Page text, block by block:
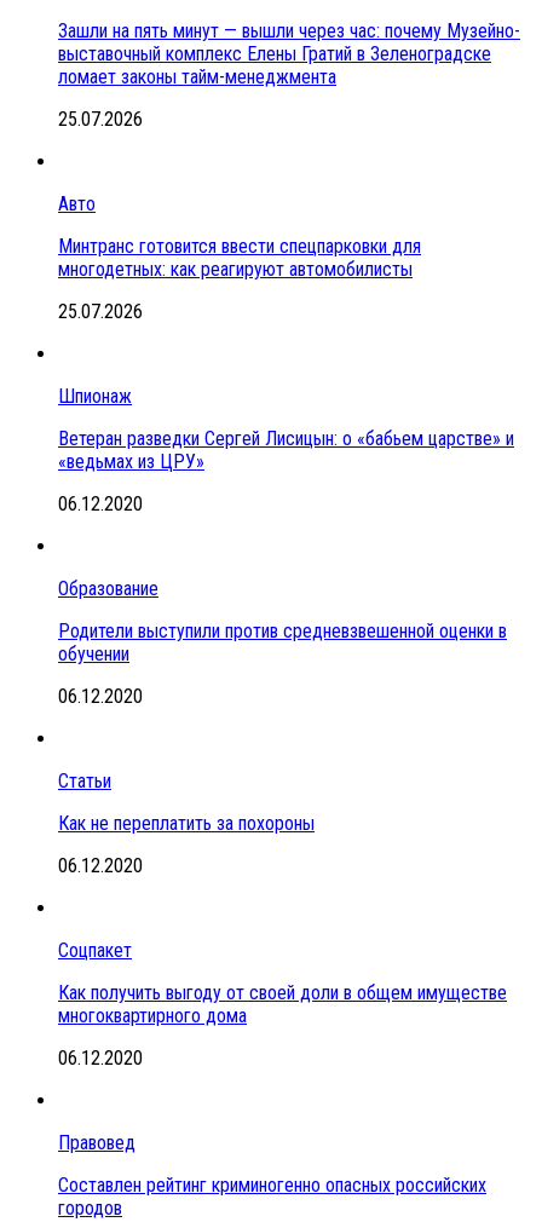
Зашли на пять минут — вышли через час: почему Музейно-
выставочный комплекс Елены Гратий в Зеленоградске
ломает законы тайм-менеджмента
25.07.2026
Авто
Минтранс готовится ввести спецпарковки для
многодетных: как реагируют автомобилисты
25.07.2026
Шпионаж
Ветеран разведки Сергей Лисицын: о «бабьем царстве» и
«ведьмах из ЦРУ»
06.12.2020
Образование
Родители выступили против средневзвешенной оценки в
обучении
06.12.2020
Статьи
Как не переплатить за похороны
06.12.2020
Соцпакет
Как получить выгоду от своей доли в общем имуществе
многоквартирного дома
06.12.2020
Правовед
Составлен рейтинг криминогенно опасных российских
городов